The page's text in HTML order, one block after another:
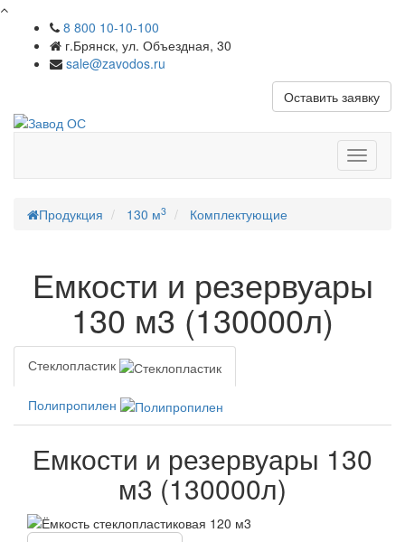
8 800 10-10-100
г.Брянск, ул. Объездная, 30
sale@zavodos.ru
Оставить заявку
меню
Продукция 130 м3 Комплектующие
Емкости и резервуары
130 м3 (130000л)
Стеклопластик
Полипропилен
Емкости и резервуары 130
м3 (130000л)